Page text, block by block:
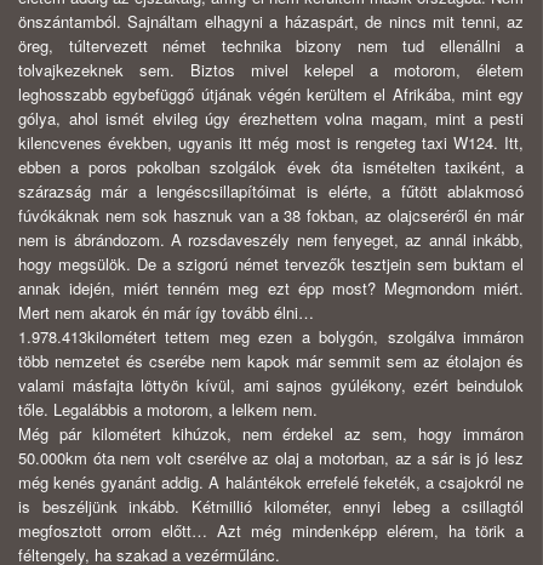
önszántamból. Sajnáltam elhagyni a házaspárt, de nincs mit tenni, az
öreg, túltervezett német technika bizony nem tud ellenállni a
tolvajkezeknek sem. Biztos mivel kelepel a motorom, életem
leghosszabb egybefüggő útjának végén kerültem el Afrikába, mint egy
gólya, ahol ismét elvileg úgy érezhettem volna magam, mint a pesti
kilencvenes években, ugyanis itt még most is rengeteg taxi W124. Itt,
ebben a poros pokolban szolgálok évek óta ismételten taxiként, a
szárazság már a lengéscsillapítóimat is elérte, a fűtött ablakmosó
fúvókáknak nem sok hasznuk van a 38 fokban, az olajcseréről én már
nem is ábrándozom. A rozsdaveszély nem fenyeget, az annál inkább,
hogy megsülök. De a szigorú német tervezők tesztjein sem buktam el
annak idején, miért tenném meg ezt épp most? Megmondom miért.
Mert nem akarok én már így tovább élni…
1.978.413kilométert tettem meg ezen a bolygón, szolgálva immáron
több nemzetet és cserébe nem kapok már semmit sem az étolajon és
valami másfajta löttyön kívül, ami sajnos gyúlékony, ezért beindulok
tőle. Legalábbis a motorom, a lelkem nem.
Még pár kilométert kihúzok, nem érdekel az sem, hogy immáron
50.000km óta nem volt cserélve az olaj a motorban, az a sár is jó lesz
még kenés gyanánt addig. A halántékok errefelé feketék, a csajokról ne
is beszéljünk inkább. Kétmillió kilométer, ennyi lebeg a csillagtól
megfosztott orrom előtt… Azt még mindenképp elérem, ha törik a
féltengely, ha szakad a vezérműlánc.